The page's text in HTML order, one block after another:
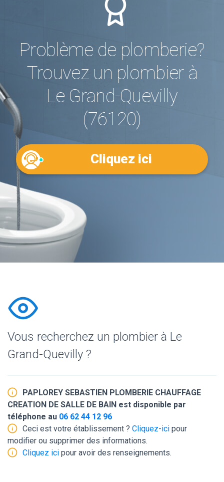
Problème de plomberie?
Trouvez un plombier à
Le Grand-Quevilly
(76120)
Cliquez ici
Vous recherchez un plombier à Le
Grand-Quevilly ?
PAPLOREY SEBASTIEN PLOMBERIE CHAUFFAGE
CREATION DE SALLE DE BAIN est disponible par
téléphone au 06 62 44 12 96
Ceci est votre établissement ? Cliquez-ici pour
modifier ou supprimer des informations.
Cliquez ici pour avoir des renseignements.